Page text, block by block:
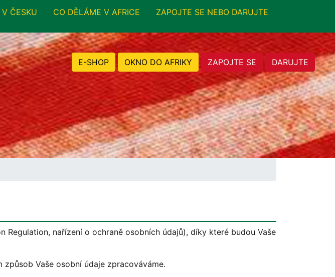
ČESKU CO DĚLÁME V AFRICE ZAPOJTE SE NEBO DARUJTE
E-SHOP OKNO DO AFRIKY ZAPOJTE SE DARUJTE
nařízení o ochraně osobních údajů), díky které budou Vaše
Vaše osobní údaje zpracováváme.